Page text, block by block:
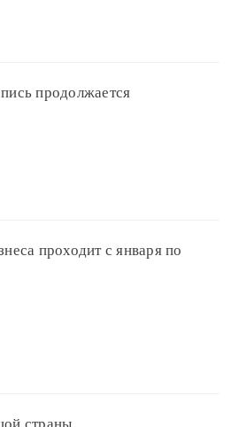
продолжается
проходит с января по
страны